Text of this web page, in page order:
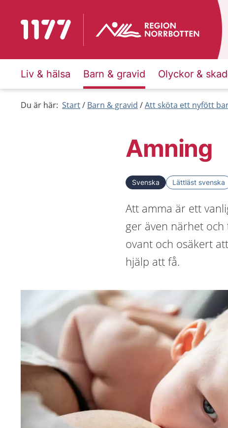
Till startsidan för 1177
Liv & hälsa Barn & gravid Olyckor &
Du är här: Start Barn & gravid Att sköta ett nyfött
Amning
Svenska Lättläst svenska
Att amma är ett
ger även närhet
ovant och osäkert
hjälp att få.